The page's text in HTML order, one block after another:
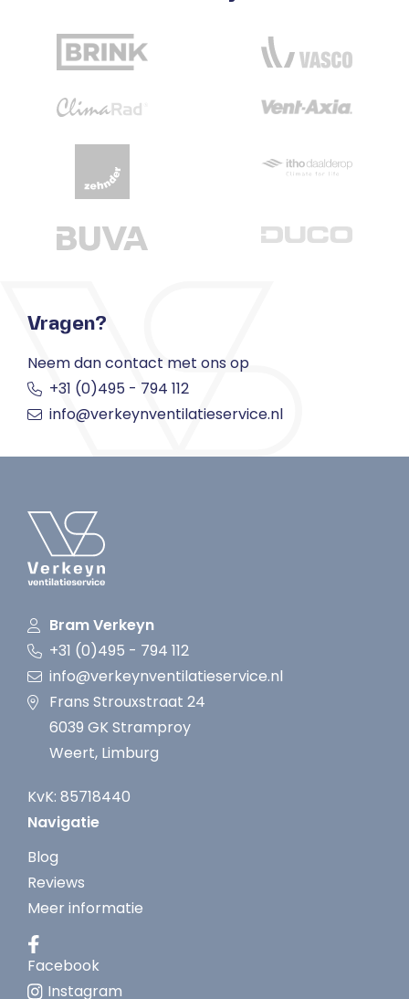
Bram Verkeyn
+31 (0)495 - 794 112
info@verkeynventilatieservice.nl
Frans Strouxstraat 24
6039 GK Stramproy
Weert, Limburg
KvK: 85718440
Navigatie
Blog
Reviews
Meer informatie
Facebook
Instagram
Vragen?
Neem dan contact met ons op
+31 (0)495 - 794 112
info@verkeynventilatieservice.nl